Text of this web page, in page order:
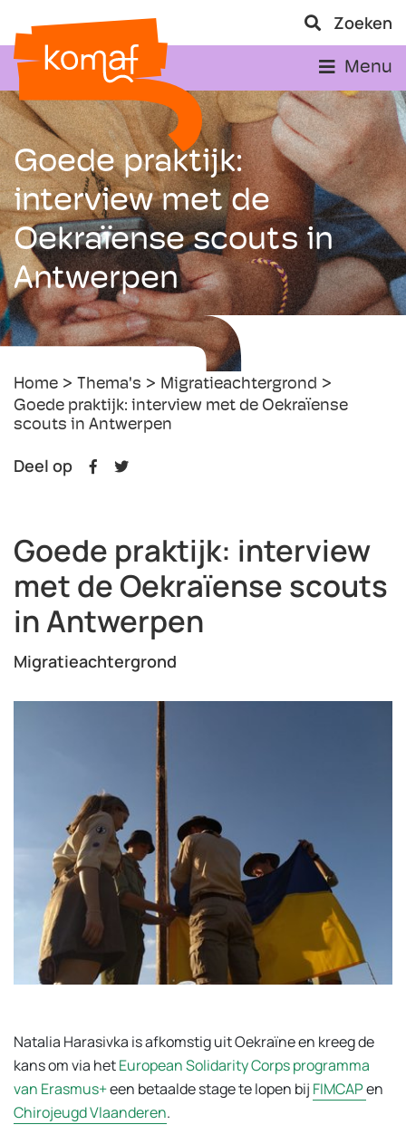
Zoeken
Menu
Goede praktijk:
interview met de
Oekraïense scouts in
Antwerpen
Home Thema's
Migratieachtergrond
Goede praktijk: interview met de Oekraïense
scouts in Antwerpen
Deel op
Goede praktijk: interview
met de Oekraïense scouts
in Antwerpen
Migratieachtergrond
Natalia Harasivka is afkomstig uit Oekraïne en kreeg de
kans om via hetEuropean Solidarity Corps programma
van Erasmus+een betaalde stage te lopen bij FIMCAPen
Chirojeugd Vlaanderen.